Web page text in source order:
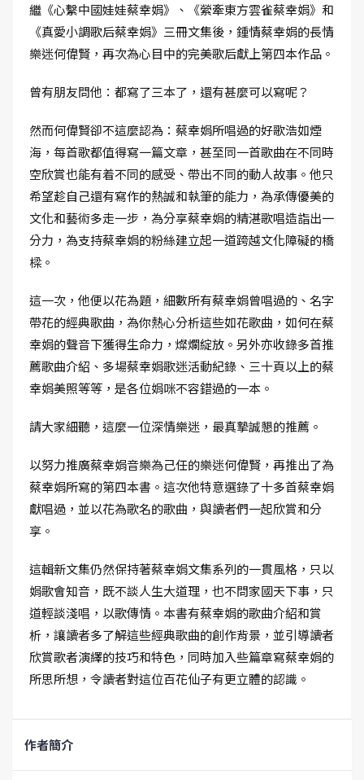
繼《心繫中國娃娃蔡幸娟》、《縈牽東方雲雀蔡幸娟》和
《真愛小調歌后蔡幸娟》三冊文集後，鍾情蔡幸娟的長情
樂迷何偉賢，再次為心目中的完美歌后獻上第四本作品。
曾有朋友問他：都寫了三本了，還有甚麼可以寫呢？
然而何偉賢卻不這麼認為：蔡幸娟所唱過的好歌浩如煙
海，每首歌都值得寫一篇文章，甚至同一首歌曲在不同時
空欣賞也能有着不同的感受、帶出不同的動人故事。他只
希望趁自己還有寫作的熱誠和執筆的能力，為承傳優美的
文化和藝術多走一步，為分享蔡幸娟的精湛歌唱造詣出一
分力，為支持蔡幸娟的粉絲建立起一道跨越文化障礙的橋
樑。
這一次，他便以花為題，細數所有蔡幸娟曾唱過的、名字
帶花的經典歌曲，為你熱心分析這些如花歌曲，如何在蔡
幸娟的聲音下獲得生命力，燦爛綻放。另外亦收錄多首推
薦歌曲介紹、多場蔡幸娟歌迷活動紀錄、三十頁以上的蔡
幸娟美照等等，是各位娟咪不容錯過的一本。
請大家細聽，這麼一位深情樂迷，最真摯誠懇的推薦。
以努力推廣蔡幸娟音樂為己任的樂迷何偉賢，再推出了為
蔡幸娟所寫的第四本書。這次他特意選錄了十多首蔡幸娟
獻唱過，並以花為歌名的歌曲，與讀者們一起欣賞和分
享。
這輯新文集仍然保持著蔡幸娟文集系列的一貫風格，只以
娟歌會知音，既不談人生大道理，也不問家國天下事，只
道輕談淺唱，以歌傳情。本書有蔡幸娟的歌曲介紹和賞
析，讓讀者多了解這些經典歌曲的創作背景，並引導讀者
欣賞歌者演繹的技巧和特色，同時加入些篇章寫蔡幸娟的
所思所想，令讀者對這位百花仙子有更立體的認識。
作者簡介